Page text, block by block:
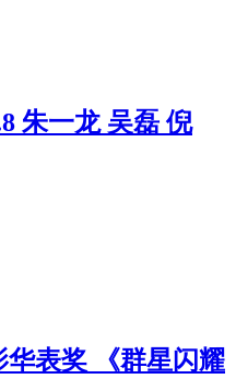
朱一龙 吴磊 倪
表奖 《群星闪耀